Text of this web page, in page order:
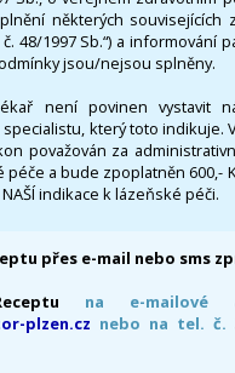
některých souvisejících
48/1997 Sb.“) a informování
jsou/nejsou splněny.
není povinen vystavit
který toto indikuje.
považován za
péče a bude zpoplatněn 600,-
indikace k lázeňské péči.
přes e-mail nebo sms
na e-mailové
plzen.cz nebo na tel. č.